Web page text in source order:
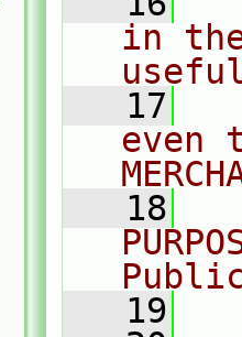
in
   17
even
   18
   19